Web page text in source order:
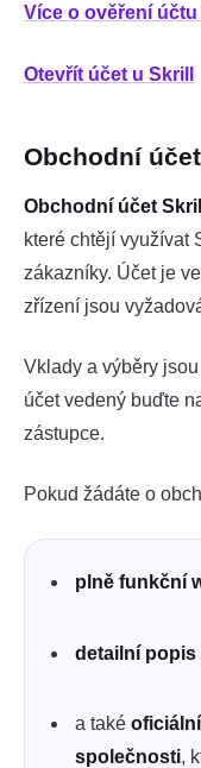
Více o ověření účtu
Otevřít účet u Skrill
Obchodní
Obchodní účet
které chtějí využívat
zákazníky. Účet je
zřízení jsou
Vklady a výběry
účet vedený buďte
zástupce.
Pokud žádáte o
plně funkční
detailní popis
a také
společnosti,